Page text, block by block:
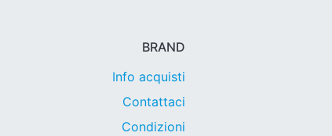
BRAND
Info acquisti
Contattaci
Condizioni